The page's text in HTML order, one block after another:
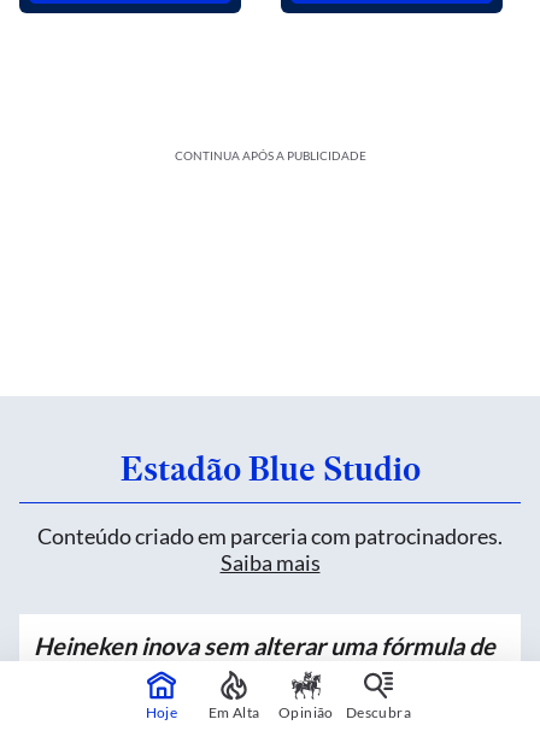
CONTINUA APÓS A PUBLICIDADE
Estadão Blue Studio
Conteúdo criado em parceria com patrocinadores.
Saiba mais
Heineken inova sem alterar uma fórmula de
mais de 150 anos
Hoje Em Alta Opinião Descubra